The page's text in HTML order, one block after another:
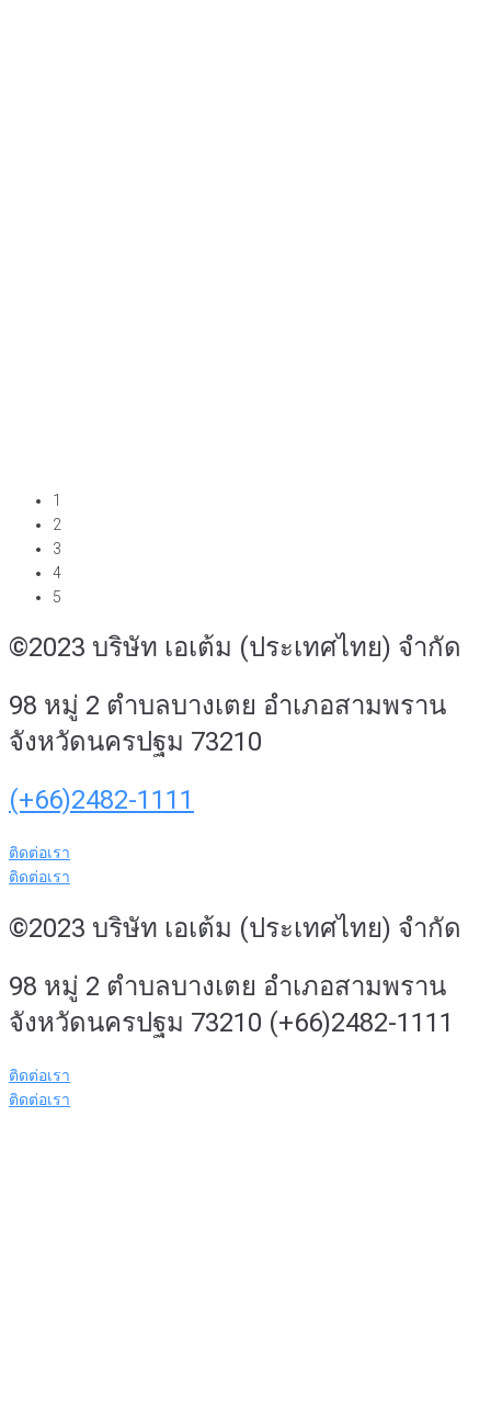
1
2
3
4
5
©2023 บริษัท เอเต้ม (ประเทศไทย) จำกัด
98 หมู่ 2 ตำบลบางเตย อำเภอสามพราน
จังหวัดนครปฐม 73210
(+66)2482-1111
ติดต่อเรา
ติดต่อเรา
©2023 บริษัท เอเต้ม (ประเทศไทย) จำกัด
98 หมู่ 2 ตำบลบางเตย อำเภอสามพราน
จังหวัดนครปฐม 73210 (+66)2482-1111
ติดต่อเรา
ติดต่อเรา